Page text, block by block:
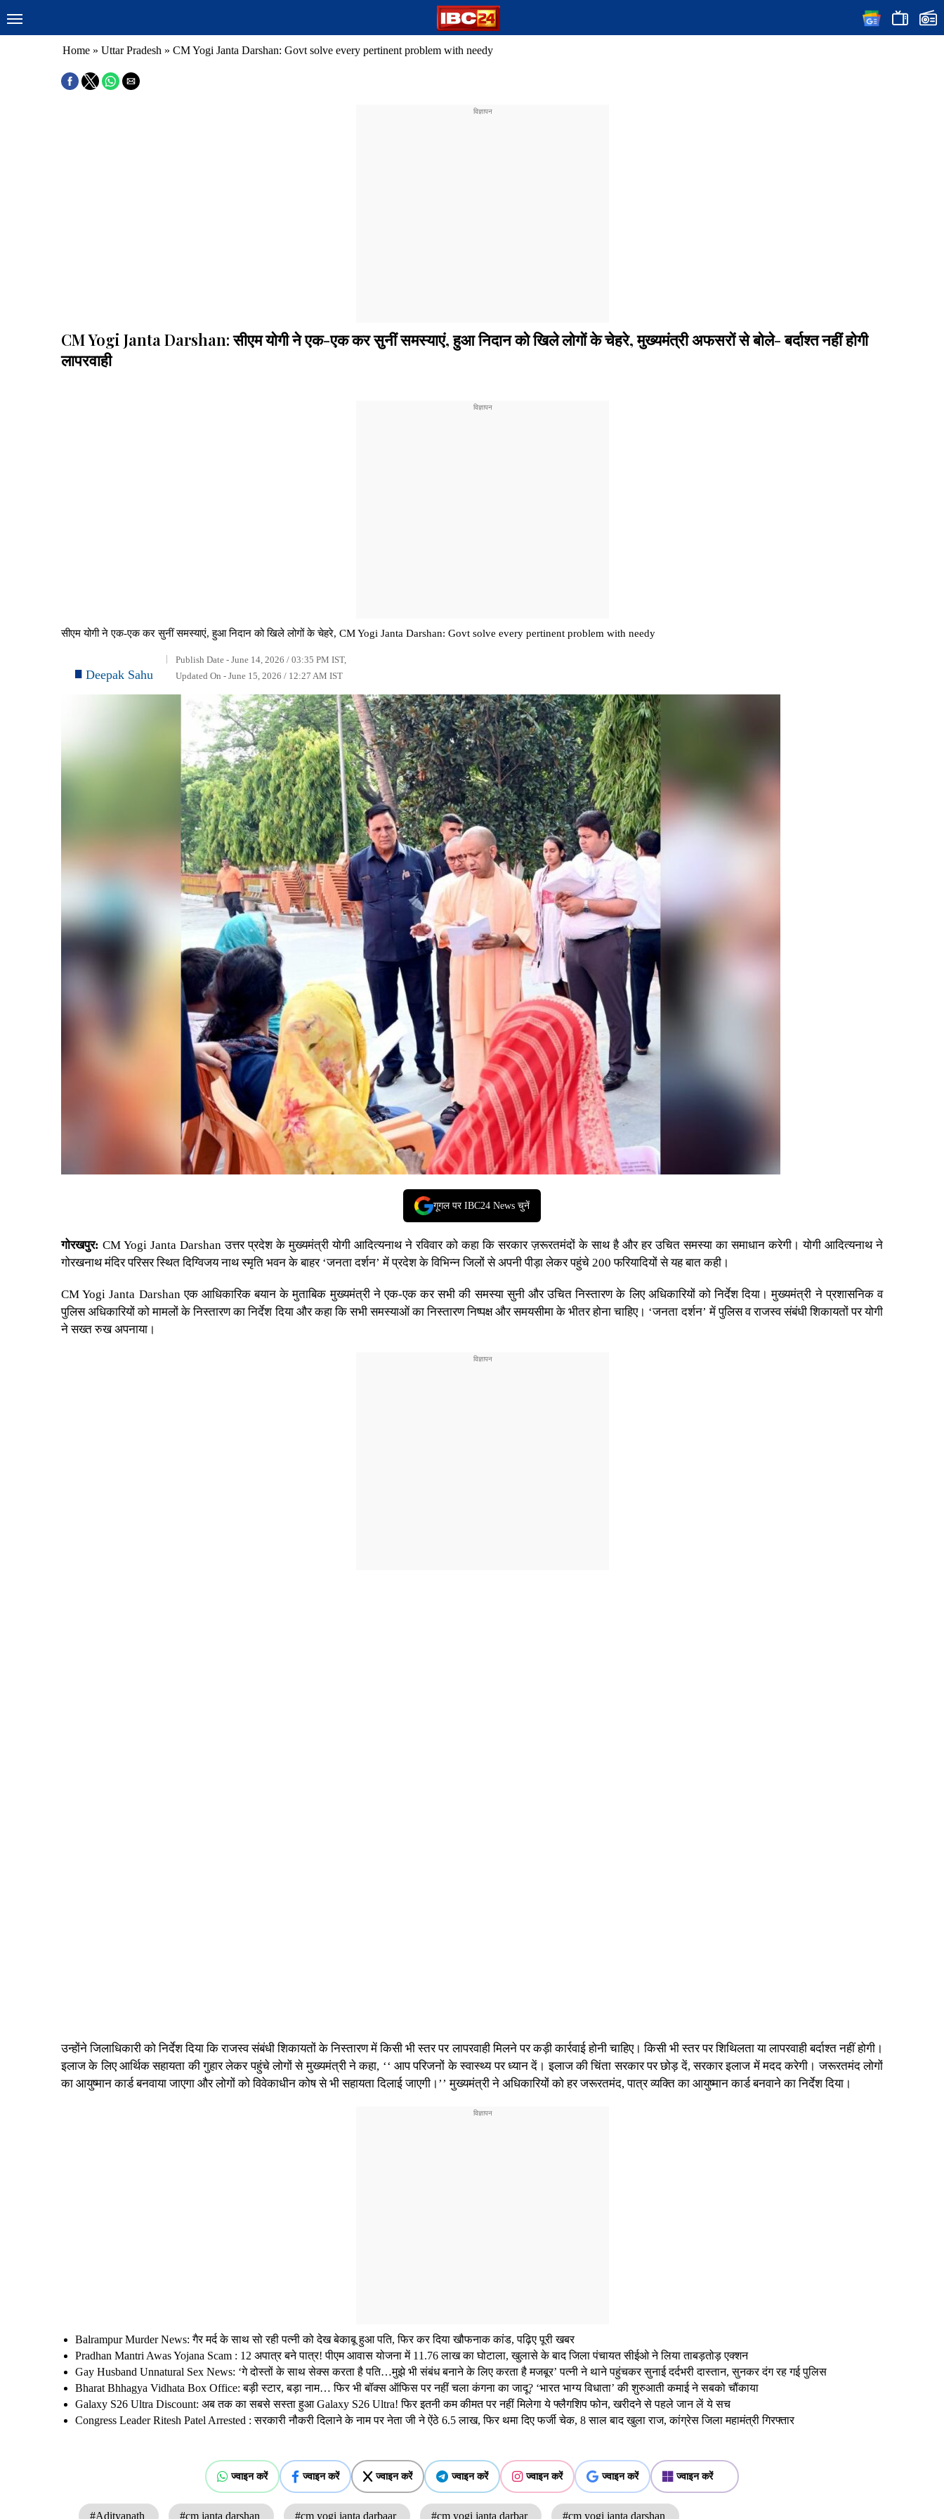
Home » Uttar Pradesh » CM Yogi Janta Darshan: Govt solve every pertinent problem with needy
CM Yogi Janta Darshan: सीएम योगी ने एक-एक कर सुनीं समस्याएं, हुआ निदान को खिले लोगों के चेहरे, मुख्यमंत्री अफसरों से बोले- बर्दाश्त नहीं होगी
लापरवाही
सीएम योगी ने एक-एक कर सुनीं समस्याएं, हुआ निदान को खिले लोगों के चेहरे, CM Yogi Janta Darshan: Govt solve every pertinent problem with needy
Deepak Sahu
Publish Date - June 14, 2026 / 03:35 PM IST,
Updated On - June 15, 2026 / 12:27 AM IST
गूगल पर IBC24 News चुनें
गोरखपुर: CM Yogi Janta Darshan उत्तर प्रदेशकेमुख्यमंत्री योगी आदित्यनाथने रविवार को कहा कि सरकार ज़रूरतमंदों के साथ है और हर उचित समस्या का समाधान करेगी। योगी आदित्यनाथ ने
गोरखनाथ मंदिर परिसर स्थित दिग्विजय नाथ स्मृति भवन के बाहर ‘जनता दर्शन’ में प्रदेश के विभिन्न जिलों से अपनी पीड़ा लेकर पहुंचे 200 फरियादियों से यह बात कही।
CM Yogi Janta Darshanएक आधिकारिक बयान के मुताबिक मुख्यमंत्री ने एक-एक कर सभी की समस्या सुनी और उचित निस्तारण के लिए अधिकारियों को निर्देश दिया। मुख्यमंत्री ने प्रशासनिक व
पुलिस अधिकारियों को मामलों के निस्तारण का निर्देश दिया और कहा कि सभी समस्याओं का निस्तारण निष्पक्ष और समयसीमा के भीतर होना चाहिए। ‘जनता दर्शन’ में पुलिस व राजस्व संबंधी शिकायतों पर योगी
ने सख्त रुख अपनाया।
उन्होंने जिलाधिकारी को निर्देश दिया कि राजस्व संबंधी शिकायतों के निस्तारण में किसी भी स्तर पर लापरवाही मिलने पर कड़ी कार्रवाई होनी चाहिए। किसी भी स्तर पर शिथिलता या लापरवाही बर्दाश्त नहीं होगी।
इलाज के लिए आर्थिक सहायता की गुहार लेकर पहुंचे लोगों से मुख्यमंत्री ने कहा, ‘‘ आप परिजनों के स्वास्थ्य पर ध्यान दें। इलाज की चिंता सरकार पर छोड़ दें, सरकार इलाज में मदद करेगी। जरूरतमंद लोगों
का आयुष्मान कार्ड बनवाया जाएगा और लोगों को विवेकाधीन कोष से भी सहायता दिलाई जाएगी।’’ मुख्यमंत्री ने अधिकारियों को हर जरूरतमंद, पात्र व्यक्ति का आयुष्मान कार्ड बनवाने का निर्देश दिया।
Balrampur Murder News: गैर मर्द के साथ सो रही पत्नी को देख बेकाबू हुआ पति, फिर कर दिया खौफनाक कांड, पढ़िए पूरी खबर
Pradhan Mantri Awas Yojana Scam : 12 अपात्र बने पात्र! पीएम आवास योजना में 11.76 लाख का घोटाला, खुलासे के बाद जिला पंचायत सीईओ ने लिया ताबड़तोड़ एक्शन
Gay Husband Unnatural Sex News: ‘गे दोस्तों के साथ सेक्स करता है पति…मुझे भी संबंध बनाने के लिए करता है मजबूर’ पत्नी ने थाने पहुंचकर सुनाई दर्दभरी दास्तान, सुनकर दंग रह गई पुलिस
Bharat Bhhagya Vidhata Box Office: बड़ी स्टार, बड़ा नाम… फिर भी बॉक्स ऑफिस पर नहीं चला कंगना का जादू? ‘भारत भाग्य विधाता’ की शुरुआती कमाई ने सबको चौंकाया
Galaxy S26 Ultra Discount: अब तक का सबसे सस्ता हुआ Galaxy S26 Ultra! फिर इतनी कम कीमत पर नहीं मिलेगा ये फ्लैगशिप फोन, खरीदने से पहले जान लें ये सच
Congress Leader Ritesh Patel Arrested : सरकारी नौकरी दिलाने के नाम पर नेता जी ने ऐंठे 6.5 लाख, फिर थमा दिए फर्जी चेक, 8 साल बाद खुला राज, कांग्रेस जिला महामंत्री गिरफ्तार
ज्वाइन करें ज्वाइन करें ज्वाइन करें ज्वाइन करें ज्वाइन करें ज्वाइन करें ज्वाइन करें
#Adityanath #cm janta darshan #cm yogi janta darbaar #cm yogi janta darbar #cm yogi janta darshan